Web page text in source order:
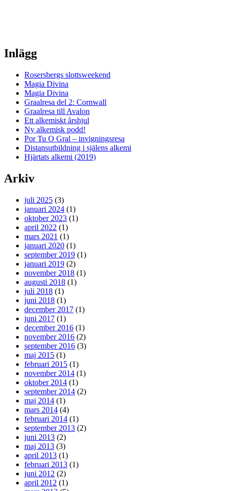
Inlägg
Rosersbergs slottsweekend
Magia Divina
Magia Divina
Graalresa del 2: Cornwall
Graalresa till Avalon
Ett alkemiskt årshjul
Ny alkemisk podd!
Por Tu O Gral – invigningsresa
Distansutbildning i själens alkemi
Hjärtats alkemi (2019)
Arkiv
juli 2025 (3)
januari 2024 (1)
oktober 2023 (1)
april 2022 (1)
mars 2021 (1)
januari 2020 (1)
september 2019 (1)
januari 2019 (2)
november 2018 (1)
augusti 2018 (1)
juli 2018 (1)
juni 2018 (1)
december 2017 (1)
juni 2017 (1)
december 2016 (1)
november 2016 (2)
september 2016 (3)
maj 2015 (1)
februari 2015 (1)
november 2014 (1)
oktober 2014 (1)
september 2014 (2)
maj 2014 (1)
mars 2014 (4)
februari 2014 (1)
september 2013 (2)
juni 2013 (2)
maj 2013 (3)
april 2013 (1)
februari 2013 (1)
juni 2012 (2)
april 2012 (1)